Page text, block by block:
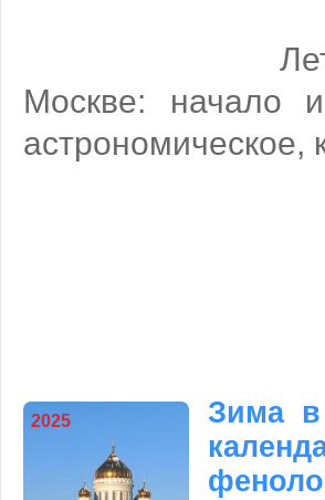
Москве: начало
астрономическое,
2025
Зима